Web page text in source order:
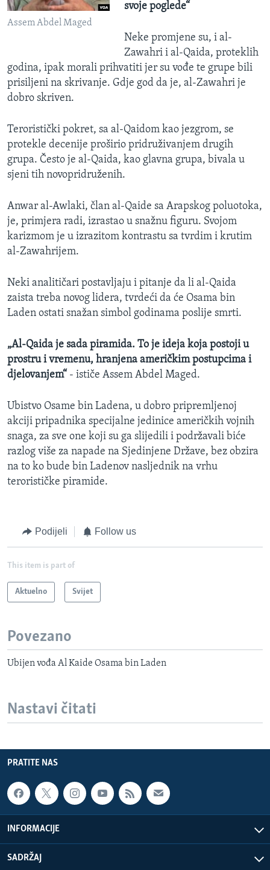
Assem Abdel Maged
svoje poglede“
Neke promjene su, i al-
Zawahri i al-Qaida, proteklih
godina, ipak morali prihvatiti jer su vođe te grupe bili
prisiljeni na skrivanje. Gdje god da je, al-Zawahri je
dobro skriven.
Teroristički pokret, sa al-Qaidom kao jezgrom, se
protekle decenije proširio pridruživanjem drugih
grupa. Često je al-Qaida, kao glavna grupa, bivala u
sjeni tih novopridruženih.
Anwar al-Awlaki, član al-Qaide sa Arapskog poluotoka,
je, primjera radi, izrastao u snažnu figuru. Svojom
karizmom je u izrazitom kontrastu sa tvrdim i krutim
al-Zawahrijem.
Neki analitičari postavljaju i pitanje da li al-Qaida
zaista treba novog lidera, tvrdeći da će Osama bin
Laden ostati snažan simbol godinama poslije smrti.
„Al-Qaida je sada piramida. To je ideja koja postoji u
prostru i vremenu, hranjena američkim postupcima i
djelovanjem“ - ističe Assem Abdel Maged.
Ubistvo Osame bin Ladena, u dobro pripremljenoj
akciji pripadnika specijalne jedinice američkih vojnih
snaga, za sve one koji su ga slijedili i podržavali biće
razlog više za napade na Sjedinjene Države, bez obzira
na to ko bude bin Ladenov nasljednik na vrhu
terorističke piramide.
Podijeli Follow us
This item is part of
Aktuelno Svijet
Povezano
Ubijen vođa Al Kaide Osama bin Laden
Nastavi čitati
PRATITE NAS
INFORMACIJE
SADRŽAJ